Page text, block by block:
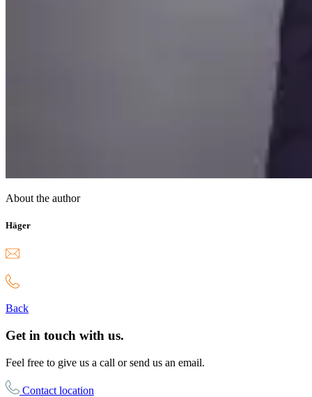
About the author
Häger
Back
Get in touch with us.
Feel free to give us a call or send us an email.
Contact location